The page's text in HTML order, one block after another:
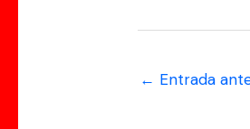
← Entrada